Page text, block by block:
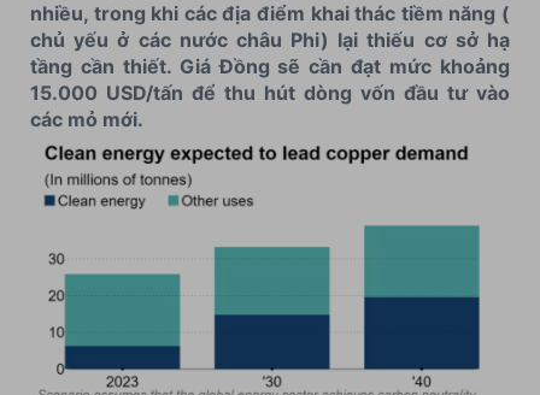
nhiều, trong khi các địa điểm khai thác tiềm năng (
chủ yếu ở các nước châu Phi) lại thiếu cơ sở hạ
tầng cần thiết. Giá Đồng sẽ cần đạt mức khoảng
15.000 USD/tấn để thu hút dòng vốn đầu tư vào
các mỏ mới.